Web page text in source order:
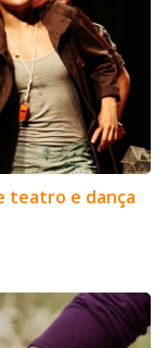
teatro e dança